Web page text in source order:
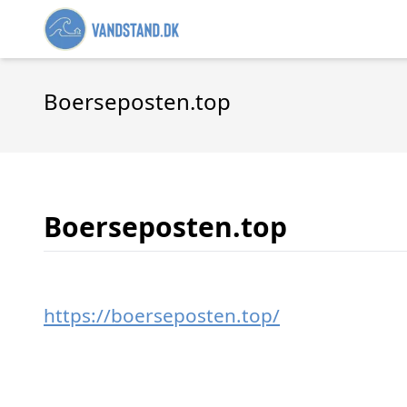
Boerseposten.top
Boerseposten.top
https://boerseposten.top/